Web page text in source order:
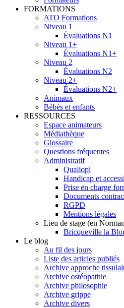
FORMATIONS
ATO Formations
Niveau 1
Évaluations N1
Niveau 1+
Évaluations N1+
Niveau 2
Évaluations N2
Niveau 2+
Évaluations N2+
Animaux
Bébés et enfants
RESSOURCES
Espace animateurs
Médiathèque
Glossaire
Questions fréquentes
Administratif
Qualiopi
Handicap et
Prise en charge
Documents
RGPD
Mentions légales
Lieu de stage (en
Bricqueville la
Le blog
Au fil des jours
Liste des articles publiés
Archive approche
Archive ostéopathie
Archive philosophie
Archive grippe
Archive divers